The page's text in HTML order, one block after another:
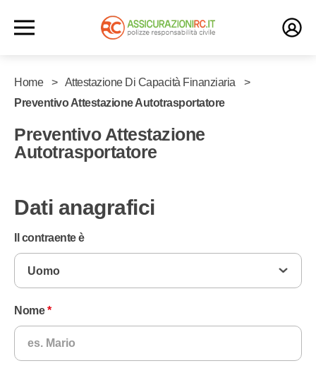
Home
Attestazione Di Capacità Finanziaria
Preventivo Attestazione Autotrasportatore
Preventivo Attestazione
Autotrasportatore
Dati anagrafici
Il contraente è
Nome